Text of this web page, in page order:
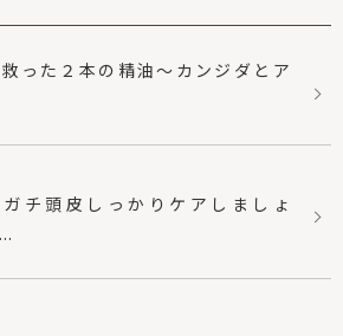
った２本の精油〜カンジダとア
チ頭皮しっかりケアしましょ